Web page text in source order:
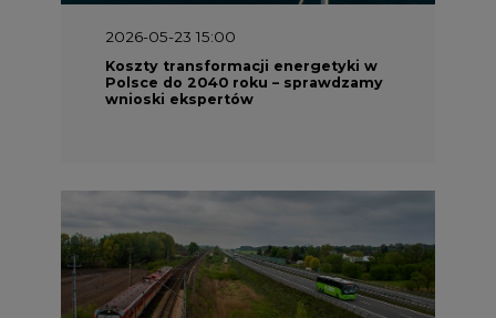
2026-05-23 15:00
Koszty transformacji energetyki w
Polsce do 2040 roku – sprawdzamy
wnioski ekspertów